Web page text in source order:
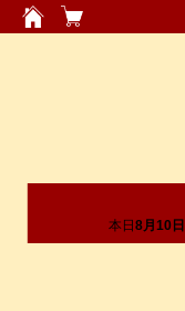
本日 8月10日